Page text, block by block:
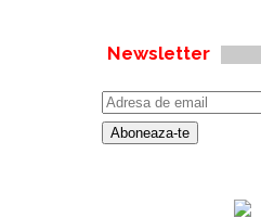
Newsletter